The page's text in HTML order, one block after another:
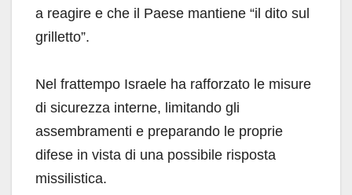
a reagire e che il Paese mantiene “il dito sul
grilletto”.
Nel frattempo Israele ha rafforzato le misure
di sicurezza interne, limitando gli
assembramenti e preparando le proprie
difese in vista di una possibile risposta
missilistica.